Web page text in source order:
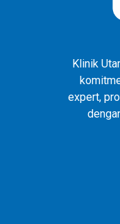
Klinik
expert,